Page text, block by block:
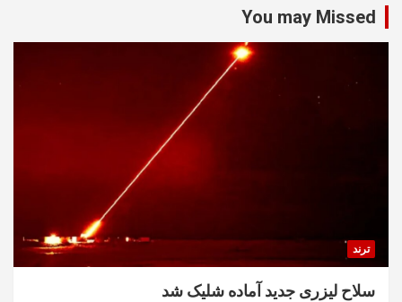
You may Missed
ترند
سلاح لیزری جدید آماده شلیک شد